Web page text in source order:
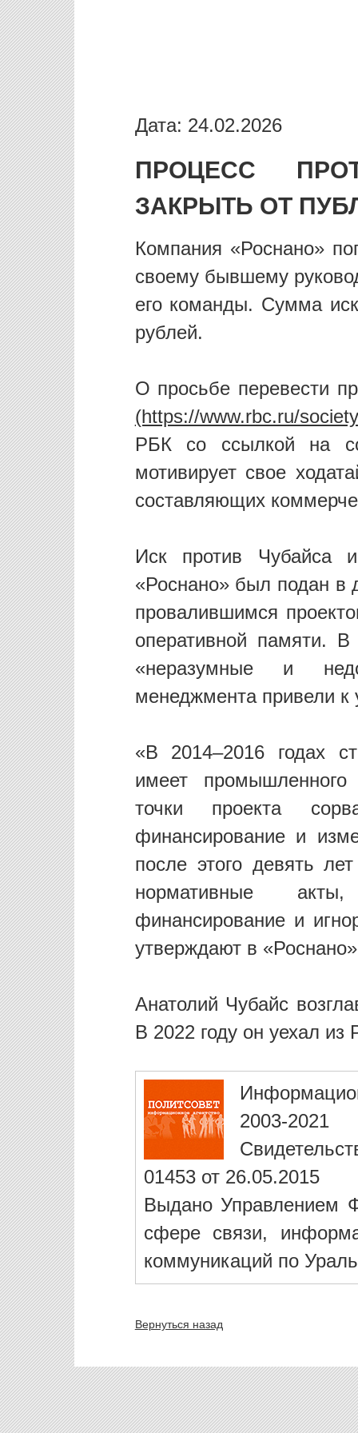
Дата: 24.02.2026
ПРОЦЕСС
ЗАКРЫТЬ ОТ
Компания «Роснано»
своему бывшему
его команды. Сумма
рублей.
О просьбе перевести
РБК со ссылкой на
мотивирует свое
составляющих
Иск против Чубайса
«Роснано» был подан в
провалившимся
оперативной памяти.
«неразумные и
менеджмента привели
«В 2014–2016 годах
имеет
точки проекта
финансирование и
после этого девять
нормативные акты,
финансирование и
утверждают в
Анатолий Чубайс
В 2022 году он уехал из
2003-2021
01453 от 26.05.2015
Выдано Управлением
сфере связи,
коммуникаций по
Вернуться назад